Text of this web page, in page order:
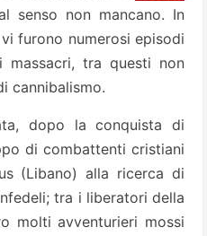
senso non mancano. In
furono numerosi episodi
tra questi non
cannibalismo.
dopo la conquista di
di combattenti cristiani
(Libano) alla ricerca di
tra i liberatori della
molti avventurieri mossi